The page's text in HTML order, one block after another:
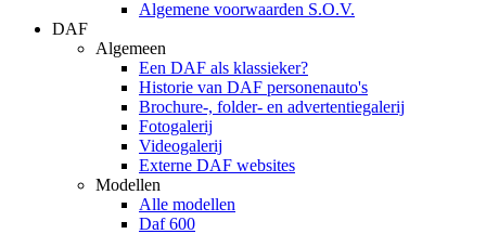
Algemene voorwaarden S.O.V.
DAF
Algemeen
Een DAF als klassieker?
Historie van DAF personenauto's
Brochure-, folder- en advertentiegalerij
Fotogalerij
Videogalerij
Externe DAF websites
Modellen
Alle modellen
Daf 600